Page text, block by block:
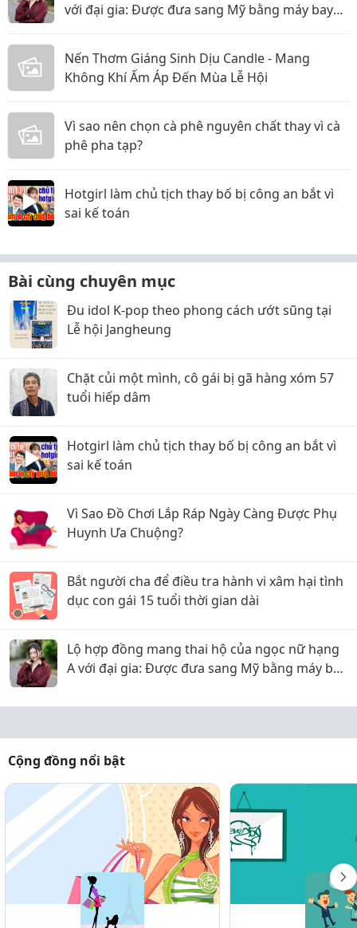
với đại gia: Được đưa sang Mỹ bằng máy bay
Nến Thơm Giáng Sinh Dịu Candle - Mang
Không Khí Ấm Áp Đến Mùa Lễ Hội
Vì sao nên chọn cà phê nguyên chất thay vì cà
phê pha tạp?
Hotgirl làm chủ tịch thay bố bị công an bắt vì
sai kế toán
Bài cùng chuyên mục
Đu idol K-pop theo phong cách ướt sũng tại
Lễ hội Jangheung
Chặt củi một mình, cô gái bị gã hàng xóm 57
tuổi hiếp dâm
Hotgirl làm chủ tịch thay bố bị công an bắt vì
sai kế toán
Vì Sao Đồ Chơi Lắp Ráp Ngày Càng Được Phụ
Huynh Ưa Chuộng?
Bắt người cha để điều tra hành vi xâm hại tình
dục con gái 15 tuổi thời gian dài
Lộ hợp đồng mang thai hộ của ngọc nữ hạng
A với đại gia: Được đưa sang Mỹ bằng máy bay
Cộng đồng nổi bật